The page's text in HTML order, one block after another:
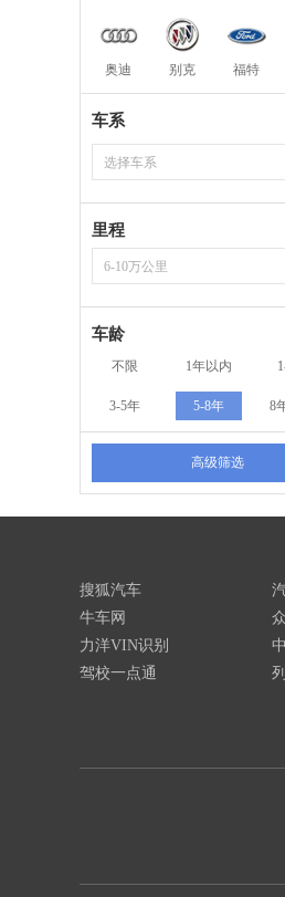
奥迪 别克 福特
车系
选择车系
里程
6-10万公里
车龄
不限 1年以内
3-5年 5-8年 8
高级筛选
搜狐汽车
牛车网
力洋VIN识别
驾校一点通